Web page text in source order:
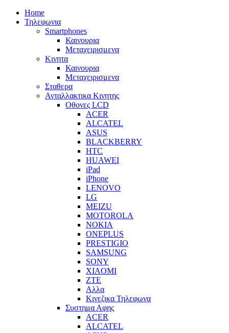
Home
Τηλεφωνια
Smartphones
Καινουρια
Μεταχειρισμενα
Κινητα
Καινουρια
Μεταχειρισμενα
Σταθερα
Ανταλλακτικα Κινητης
Οθονες LCD
ACER
ALCATEL
ASUS
BLACKBERRY
HTC
HUAWEI
iPad
iPhone
LENOVO
LG
MEIZU
MOTOROLA
NOKIA
ONEPLUS
PRESTIGIO
SAMSUNG
SONY
XIAOMI
ZTE
Αλλα
Κινεζικα Τηλεφωνα
Συστημα Αφης
ACER
ALCATEL